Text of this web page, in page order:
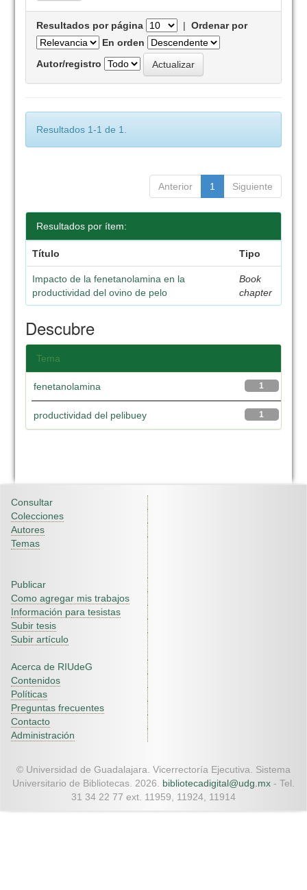
Resultados por página |Ordenar por
En orden
Autor/registro
Resultados 1-1 de 1.
Anterior 1 Siguiente
Resultados por ítem:
Título Tipo
Impacto de la fenetanolamina en la
productividad del ovino de pelo
Book
chapter
Descubre
Tema
1
fenetanolamina
1
productividad del pelibuey
Consultar
Colecciones
Autores
Temas
Publicar
Como agregar mis trabajos
Información para tesistas
Subir tesis
Subir artículo
Acerca de RIUdeG
Contenidos
Políticas
Preguntas frecuentes
Contacto
Administración
© Universidad de Guadalajara. Vicerrectoría Ejecutiva. Sistema
Universitario de Bibliotecas. 2026. bibliotecadigital@udg.mx - Tel.
31 34 22 77 ext. 11959, 11924, 11914